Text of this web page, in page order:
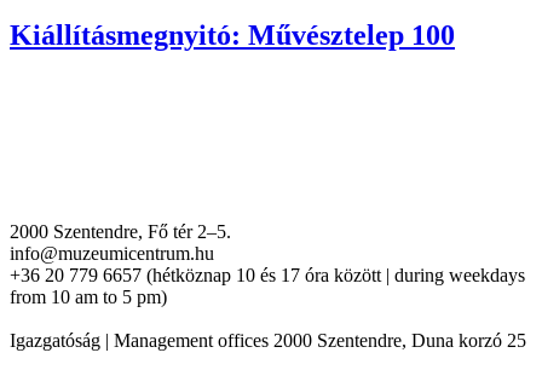
Kiállításmegnyitó: Művésztelep 100
2000 Szentendre, Fő tér 2–5.
info@muzeumicentrum.hu
+36 20 779 6657 (hétköznap 10 és 17 óra között | during weekdays
from 10 am to 5 pm)
Igazgatóság | Management offices 2000 Szentendre, Duna korzó 25